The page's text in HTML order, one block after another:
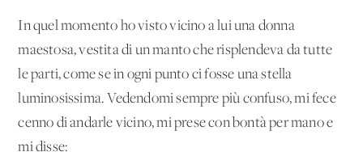
In quel momento ho visto vicino a lui una donna
maestosa, vestita di un manto che risplendeva da tutte
le parti, come se in ogni punto ci fosse una stella
luminosissima. Vedendomi sempre più confuso, mi fece
cenno di andarle vicino, mi prese con bontà per mano e
mi disse: